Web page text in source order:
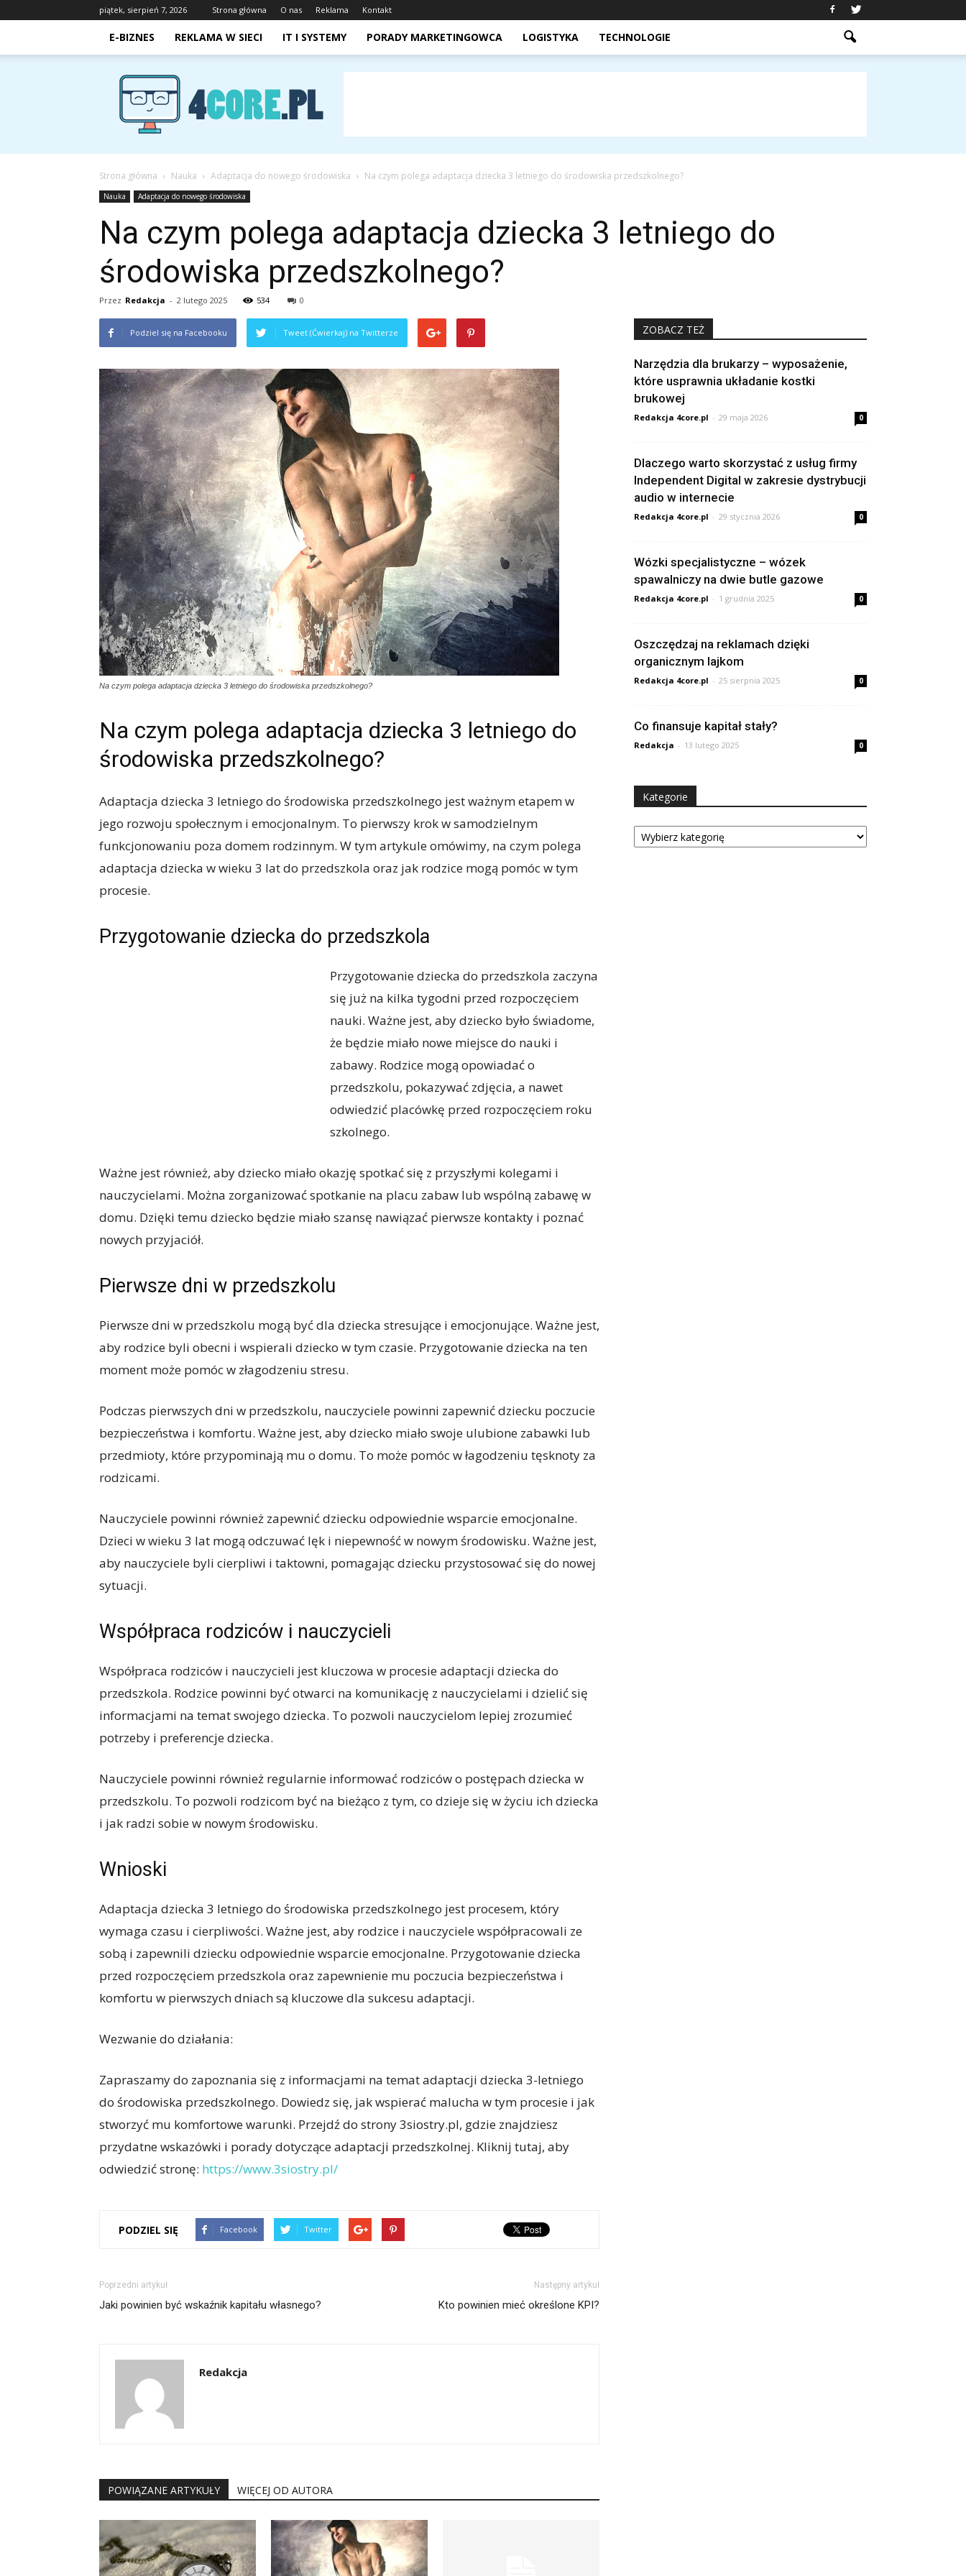
piątek, sierpień 7, 2026 Strona główna O nas Reklama Kontakt
E-BIZNES REKLAMA W SIECI IT I SYSTEMY PORADY MARKETINGOWCA LOGISTYKA TECHNOLOGIE
4core.pl
Strona główna Nauka Adaptacja do nowego środowiska Na czym polega adaptacja dziecka 3 letniego do środowiska przedszkolnego?
Nauka Adaptacja do nowego środowiska
Na czym polega adaptacja dziecka 3 letniego do
środowiska przedszkolnego?
Przez Redakcja - 2 lutego 2025 534 0
Podziel się na Facebooku Tweet (Ćwierkaj) na Twitterze
Na czym polega adaptacja dziecka 3 letniego do środowiska przedszkolnego?
Na czym polega adaptacja dziecka 3 letniego do
środowiska przedszkolnego?
Adaptacja dziecka 3 letniego do środowiska przedszkolnego jest ważnym etapem w
jego rozwoju społecznym i emocjonalnym. To pierwszy krok w samodzielnym
funkcjonowaniu poza domem rodzinnym. W tym artykule omówimy, na czym polega
adaptacja dziecka w wieku 3 lat do przedszkola oraz jak rodzice mogą pomóc w tym
procesie.
Przygotowanie dziecka do przedszkola
Przygotowanie dziecka do przedszkola zaczyna
się już na kilka tygodni przed rozpoczęciem
nauki. Ważne jest, aby dziecko było świadome,
że będzie miało nowe miejsce do nauki i
zabawy. Rodzice mogą opowiadać o
przedszkolu, pokazywać zdjęcia, a nawet
odwiedzić placówkę przed rozpoczęciem roku
szkolnego.
Ważne jest również, aby dziecko miało okazję spotkać się z przyszłymi kolegami i
nauczycielami. Można zorganizować spotkanie na placu zabaw lub wspólną zabawę w
domu. Dzięki temu dziecko będzie miało szansę nawiązać pierwsze kontakty i poznać
nowych przyjaciół.
Pierwsze dni w przedszkolu
Pierwsze dni w przedszkolu mogą być dla dziecka stresujące i emocjonujące. Ważne jest,
aby rodzice byli obecni i wspierali dziecko w tym czasie. Przygotowanie dziecka na ten
moment może pomóc w złagodzeniu stresu.
Podczas pierwszych dni w przedszkolu, nauczyciele powinni zapewnić dziecku poczucie
bezpieczeństwa i komfortu. Ważne jest, aby dziecko miało swoje ulubione zabawki lub
przedmioty, które przypominają mu o domu. To może pomóc w łagodzeniu tęsknoty za
rodzicami.
Nauczyciele powinni również zapewnić dziecku odpowiednie wsparcie emocjonalne.
Dzieci w wieku 3 lat mogą odczuwać lęk i niepewność w nowym środowisku. Ważne jest,
aby nauczyciele byli cierpliwi i taktowni, pomagając dziecku przystosować się do nowej
sytuacji.
Współpraca rodziców i nauczycieli
Współpraca rodziców i nauczycieli jest kluczowa w procesie adaptacji dziecka do
przedszkola. Rodzice powinni być otwarci na komunikację z nauczycielami i dzielić się
informacjami na temat swojego dziecka. To pozwoli nauczycielom lepiej zrozumieć
potrzeby i preferencje dziecka.
Nauczyciele powinni również regularnie informować rodziców o postępach dziecka w
przedszkolu. To pozwoli rodzicom być na bieżąco z tym, co dzieje się w życiu ich dziecka
i jak radzi sobie w nowym środowisku.
Wnioski
Adaptacja dziecka 3 letniego do środowiska przedszkolnego jest procesem, który
wymaga czasu i cierpliwości. Ważne jest, aby rodzice i nauczyciele współpracowali ze
sobą i zapewnili dziecku odpowiednie wsparcie emocjonalne. Przygotowanie dziecka
przed rozpoczęciem przedszkola oraz zapewnienie mu poczucia bezpieczeństwa i
komfortu w pierwszych dniach są kluczowe dla sukcesu adaptacji.
Wezwanie do działania:
Zapraszamy do zapoznania się z informacjami na temat adaptacji dziecka 3-letniego
do środowiska przedszkolnego. Dowiedz się, jak wspierać malucha w tym procesie i jak
stworzyć mu komfortowe warunki. Przejdź do strony 3siostry.pl, gdzie znajdziesz
przydatne wskazówki i porady dotyczące adaptacji przedszkolnej. Kliknij tutaj, aby
odwiedzić stronę: https://www.3siostry.pl/
PODZIEL SIĘ Facebook Twitter
Poprzedni artykuł
Jaki powinien być wskaźnik kapitału własnego?
Następny artykuł
Kto powinien mieć określone KPI?
Redakcja
POWIĄZANE ARTYKUŁY WIĘCEJ OD AUTORA
ZOBACZ TEŻ
Narzędzia dla brukarzy – wyposażenie,
które usprawnia układanie kostki
brukowej
Redakcja 4core.pl - 29 maja 2026 0
Dlaczego warto skorzystać z usług firmy
Independent Digital w zakresie dystrybucji
audio w internecie
Redakcja 4core.pl - 29 stycznia 2026 0
Wózki specjalistyczne – wózek
spawalniczy na dwie butle gazowe
Redakcja 4core.pl - 1 grudnia 2025 0
Oszczędzaj na reklamach dzięki
organicznym lajkom
Redakcja 4core.pl - 25 sierpnia 2025 0
Co finansuje kapitał stały?
Redakcja - 13 lutego 2025 0
Kategorie
Kategorie